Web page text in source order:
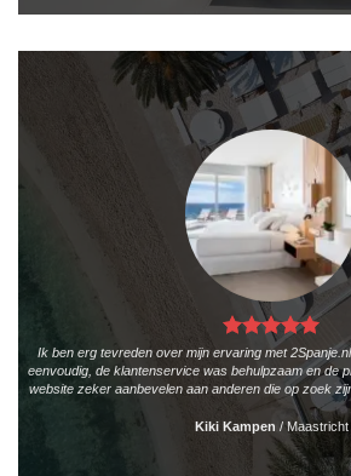
Ik ben erg tevreden over mijn ervaring met
eenvoudig, de klantenservice was behulpzaam en de
website zeker aanbevelen aan anderen die op zoek
Kiki Kampen /Maastricht